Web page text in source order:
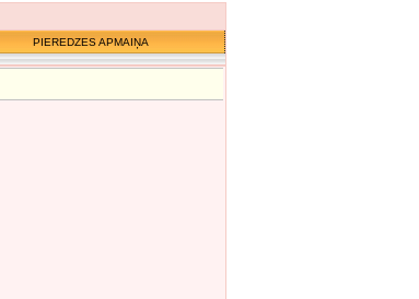
PIEREDZES APMAIŅA